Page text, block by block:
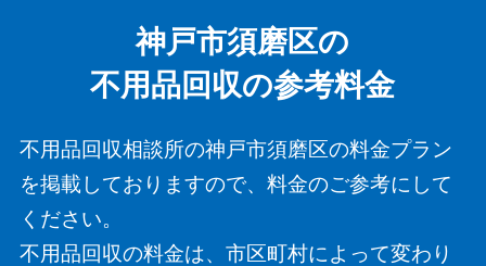
神戸市須磨区の
不用品回収の参考料金
不用品回収相談所の神戸市須磨区の料金プラン
を掲載しておりますので、料金のご参考にして
ください。
不用品回収の料金は、市区町村によって変わり